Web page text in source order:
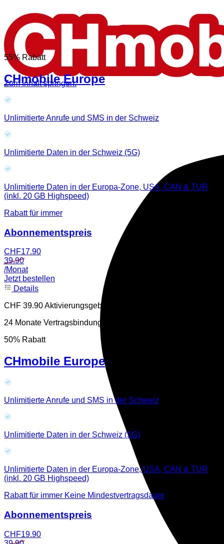
Zum Inhalt springen.
55% Rabatt
CHmobile Europe
Unlimitierte Anrufe und SMS in der Schweiz
Unlimitierte Daten in der Schweiz (5G)
Unlimitierte Daten in der Europa-Zone, USA, CAN & TUR
(inkl. 20 GB Highspeed)
Rabatt für immer
Abonnementspreis
CHF17.90
39.90
/Monat
Jetzt bestellen
Details
CHF 39.90 Aktivierungsgebühr
24 Monate Vertragsbindung
50% Rabatt
CHmobile Europe
Unlimitierte Anrufe und SMS in der Schweiz
Unlimitierte Daten in der Schweiz (5G)
Unlimitierte Daten in der Europa-Zone, USA, CAN & TUR
(inkl. 20 GB Highspeed)
Rabatt für immer Keine Mindestvertragsdauer
Abonnementspreis
CHF19.90